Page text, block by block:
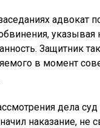
адвокат
Защитник
в момент
дела
наказание,